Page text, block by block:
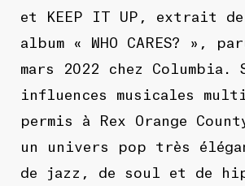
et KEEP IT UP, extrait de
album « WHO CARES? »,
mars 2022 chez Columbia.
influences musicales
permis à Rex Orange
un univers pop très
de jazz, de soul et de